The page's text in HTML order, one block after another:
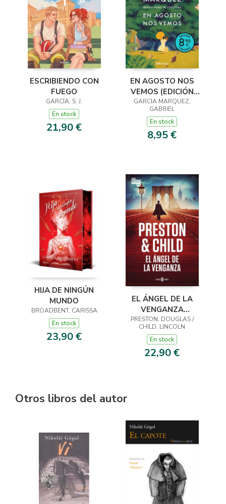
ESCRIBIENDO CON
FUEGO
GARCÍA, S. J.
En stock
21,90 €
EN AGOSTO NOS
VEMOS (EDICIÓN
LIMITADA)
GARCIA MARQUEZ,
GABRIEL
En stock
8,95 €
HIJA DE NINGÚN
MUNDO
BROADBENT, CARISSA
En stock
23,90 €
EL ÁNGEL DE LA
VENGANZA
(INSPECTOR
PENDERGAST 22)
PRESTON, DOUGLAS /
CHILD, LINCOLN
En stock
22,90 €
Otros libros del autor